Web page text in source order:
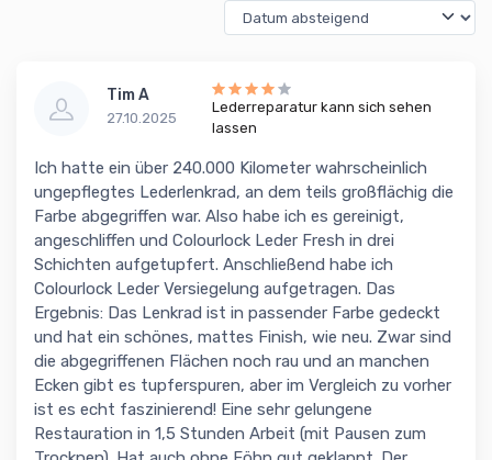
Tim A
27.10.2025
Lederreparatur kann sich sehen
lassen
Ich hatte ein über 240.000 Kilometer wahrscheinlich
ungepflegtes Lederlenkrad, an dem teils großflächig die
Farbe abgegriffen war. Also habe ich es gereinigt,
angeschliffen und Colourlock Leder Fresh in drei
Schichten aufgetupfert. Anschließend habe ich
Colourlock Leder Versiegelung aufgetragen. Das
Ergebnis: Das Lenkrad ist in passender Farbe gedeckt
und hat ein schönes, mattes Finish, wie neu. Zwar sind
die abgegriffenen Flächen noch rau und an manchen
Ecken gibt es tupferspuren, aber im Vergleich zu vorher
ist es echt faszinierend! Eine sehr gelungene
Restauration in 1,5 Stunden Arbeit (mit Pausen zum